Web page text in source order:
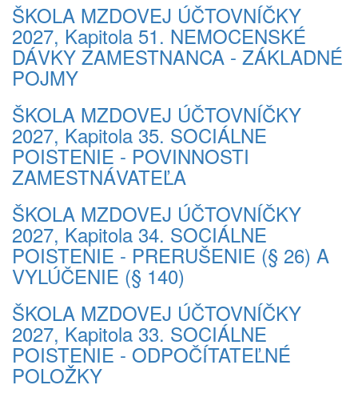
ŠKOLA MZDOVEJ ÚČTOVNÍČKY
2027, Kapitola 51. NEMOCENSKÉ
DÁVKY ZAMESTNANCA - ZÁKLADNÉ
POJMY
ŠKOLA MZDOVEJ ÚČTOVNÍČKY
2027, Kapitola 35. SOCIÁLNE
POISTENIE - POVINNOSTI
ZAMESTNÁVATEĽA
ŠKOLA MZDOVEJ ÚČTOVNÍČKY
2027, Kapitola 34. SOCIÁLNE
POISTENIE - PRERUŠENIE (§ 26) A
VYLÚČENIE (§ 140)
ŠKOLA MZDOVEJ ÚČTOVNÍČKY
2027, Kapitola 33. SOCIÁLNE
POISTENIE - ODPOČÍTATEĽNÉ
POLOŽKY